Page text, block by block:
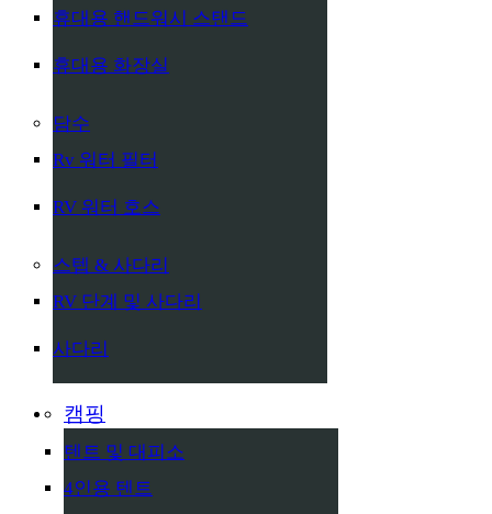
휴대용 핸드워시 스탠드
휴대용 화장실
담수
Rv 워터 필터
RV 워터 호스
스텝 & 사다리
RV 단계 및 사다리
사다리
캠핑
텐트 및 대피소
4인용 텐트